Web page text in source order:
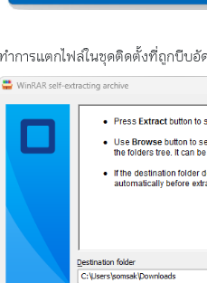
การแตกไฟล์ในชุดติดตั้งที่ถูกบีบอัด